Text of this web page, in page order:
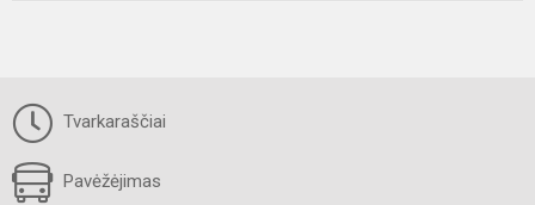
Tvarkaraščiai
Pavėžėjimas